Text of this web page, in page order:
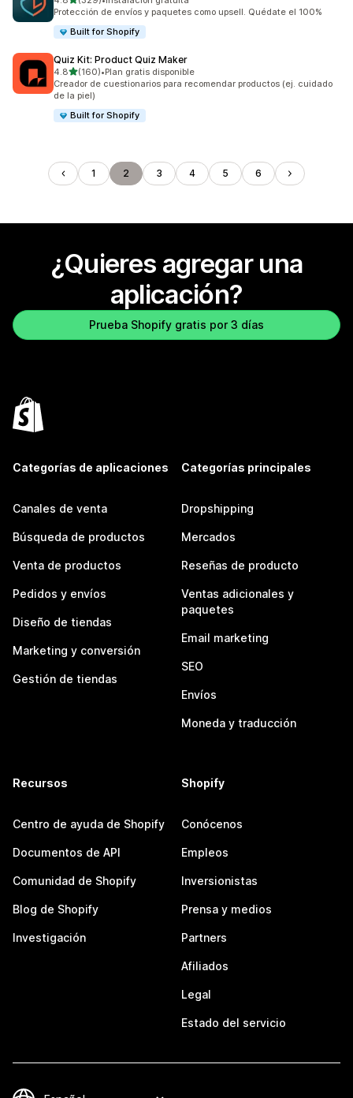
329 reseñas en total
Protección de envíos y paquetes como upsell. Quédate el 100%
Built for Shopify
Quiz Kit: Product Quiz Maker
4.8de 5 estrellas
(160)
160 reseñas en total
•Plan gratis disponible
Creador de cuestionarios para recomendar productos (ej. cuidado
de la piel)
Built for Shopify
1 2 3 4 5 6
¿Quieres agregar una
aplicación?
Prueba Shopify gratis por 3 días
Categorías de aplicaciones
Canales de venta
Búsqueda de productos
Venta de productos
Pedidos y envíos
Diseño de tiendas
Marketing y conversión
Gestión de tiendas
Categorías principales
Dropshipping
Mercados
Reseñas de producto
Ventas adicionales y
paquetes
Email marketing
SEO
Envíos
Moneda y traducción
Recursos
Centro de ayuda de Shopify
Documentos de API
Comunidad de Shopify
Blog de Shopify
Investigación
Shopify
Conócenos
Empleos
Inversionistas
Prensa y medios
Partners
Afiliados
Legal
Estado del servicio